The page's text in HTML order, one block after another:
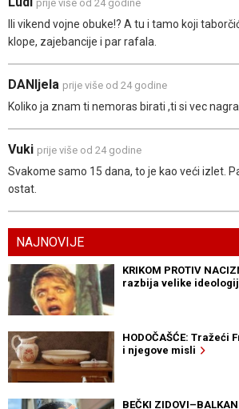
prije više od 24 godine
Ili vikend vojne obuke!? A tu i tamo koji
klope, zajebancije i par rafala.
DANIjela prije više od 24 godine
Koliko ja znam ti nemoras birati ,ti si vec
Vuki prije više od 24 godine
Svakome samo 15 dana, to je kao veći izlet.
ostat.
NAJNOVIJE
KRIKOM PROTIV
razbija velike
HODOČAŠĆE:
i njegove misli
BEČKI